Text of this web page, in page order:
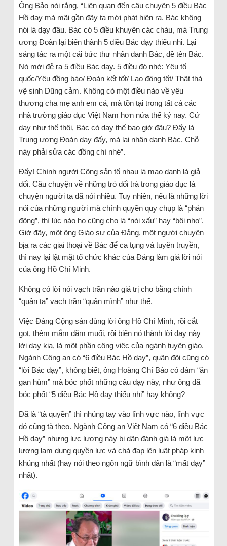
Ông Bảo nói rằng, “Liên quan đến câu chuyện 5 điều Bác
Hồ dạy mà mãi gần đây ta mới phát hiện ra. Bác không
nói là dạy đâu. Bác có 5 điều khuyên các cháu, mà Trung
ương Đoàn lại biến thành 5 điều Bác dạy thiếu nhi. Lại
sáng tác ra một cái bức thư nhân danh Bác, đề tên Bác.
Nó mới đẻ ra 5 điều Bác dạy. 5 điều đó nhé: Yêu tổ
quốc/Yêu đồng bào/ Đoàn kết tốt/ Lao động tốt/ Thật thà
vệ sinh Dũng cảm. Không có một điều nào về yêu
thương cha mẹ anh em cả, mà tồn tại trong tất cả các
nhà trường giáo dục Việt Nam hơn nửa thế kỷ nay. Cứ
dạy như thế thôi, Bác có dạy thế bao giờ đâu? Đấy là
Trung ương Đoàn dạy đấy, mà lại nhân danh Bác. Chỗ
này phải sửa các đồng chí nhé”.
Đấy! Chính người Cộng sản tố nhau là mạo danh là giả
dối. Câu chuyện về những trò dối trá trong giáo dục là
chuyện người ta đã nói nhiều. Tuy nhiên, nếu là những lời
nói của những người mà chính quyền quy chụp là “phản
động”, thì lúc nào họ cũng cho là “nói xấu” hay “bôi nhọ”.
Giờ đây, một ông Giáo sư của Đảng, một người chuyên
bịa ra các giai thoại về Bác để ca tụng và tuyên truyền,
thì nay lại lật mặt tổ chức khác của Đảng làm giả lời nói
của ông Hồ Chí Minh.
Không có lời nói vạch trần nào giá trị cho bằng chính
“quân ta” vạch trần “quân mình” như thế.
Việc Đảng Cộng sản dùng lời ông Hồ Chí Minh, rồi cắt
gọt, thêm mắm dặm muối, rồi biến nó thành lời dạy này
lời dạy kia, là một phần công việc của ngành tuyên giáo.
Ngành Công an có “6 điều Bác Hồ dạy”, quân đội cũng có
“lời Bác dạy”, không biết, ông Hoàng Chí Bảo có dám “ăn
gan hùm” mà bóc phốt những câu dạy này, như ông đã
bóc phốt “5 điều Bác Hồ dạy thiếu nhi” hay không?
Đã là “tà quyền” thì nhúng tay vào lĩnh vực nào, lĩnh vực
đó cũng tà theo. Ngành Công an Việt Nam có “6 điều Bác
Hồ dạy” nhưng lực lượng này bị dân đánh giá là một lực
lượng lạm dụng quyền lực và chà đạp lên luật pháp kinh
khủng nhất (hay nói theo ngôn ngữ bình dân là “mất dạy”
nhất).